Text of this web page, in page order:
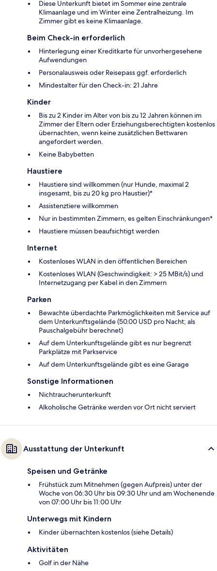
Diese Unterkunft bietet im Sommer eine zentrale
Klimaanlage und im Winter eine Zentralheizung. Im
Zimmer gibt es keine Klimaanlage.
Beim Check-in erforderlich
Hinterlegung einer Kreditkarte für unvorhergesehene
Aufwendungen
Personalausweis oder Reisepass ggf. erforderlich
Mindestalter für den Check-in: 21 Jahre
Kinder
Bis zu 2 Kinder im Alter von bis zu 12 Jahren können im
Zimmer der Eltern oder Erziehungsberechtigten kostenlos
übernachten, wenn keine zusätzlichen Bettwaren
angefordert werden.
Keine Babybetten
Haustiere
Haustiere sind willkommen (nur Hunde, maximal 2
insgesamt, bis zu 20 kg pro Haustier)*
Assistenztiere willkommen
Nur in bestimmten Zimmern, es gelten Einschränkungen*
Haustiere müssen beaufsichtigt werden
Internet
Kostenloses WLAN in den öffentlichen Bereichen
Kostenloses WLAN (Geschwindigkeit: > 25 MBit/s) und
Internetzugang per Kabel in den Zimmern
Parken
Bewachte überdachte Parkmöglichkeiten mit Service auf
dem Unterkunftsgelände (50.00 USD pro Nacht; als
Pauschalgebühr berechnet)
Auf dem Unterkunftsgelände gibt es nur begrenzt
Parkplätze mit Parkservice
Auf dem Unterkunftsgelände gibt es eine Garage
Sonstige Informationen
Nichtraucherunterkunft
Alkoholische Getränke werden vor Ort nicht serviert
Ausstattung der Unterkunft
Speisen und Getränke
Frühstück zum Mitnehmen (gegen Aufpreis) unter der
Woche von 06:30 Uhr bis 09:30 Uhr und am Wochenende
von 07:00 Uhr bis 11:00 Uhr
Unterwegs mit Kindern
Kinder übernachten kostenlos (siehe Details)
Aktivitäten
Golf in der Nähe